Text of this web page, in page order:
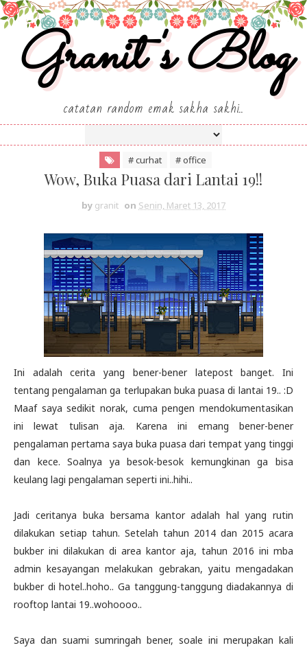
Granit's Blog
catatan random emak sakha sakhi..
# curhat # office
Wow, Buka Puasa dari Lantai 19!!
by granit on Senin, Maret 13, 2017
Ini adalah cerita yang bener-bener latepost banget. Ini
tentang pengalaman ga terlupakan buka puasa di lantai 19.. :D
Maaf saya sedikit norak, cuma pengen mendokumentasikan
ini lewat tulisan aja. Karena ini emang bener-bener
pengalaman pertama saya buka puasa dari tempat yang tinggi
dan kece. Soalnya ya besok-besok kemungkinan ga bisa
keulang lagi pengalaman seperti ini..hihi..
Jadi ceritanya buka bersama kantor adalah hal yang rutin
dilakukan setiap tahun. Setelah tahun 2014 dan 2015 acara
bukber ini dilakukan di area kantor aja, tahun 2016 ini mba
admin kesayangan melakukan gebrakan, yaitu mengadakan
bukber di hotel..hoho.. Ga tanggung-tanggung diadakannya di
rooftop lantai 19..wohoooo..
Saya dan suami sumringah bener, soale ini merupakan kali